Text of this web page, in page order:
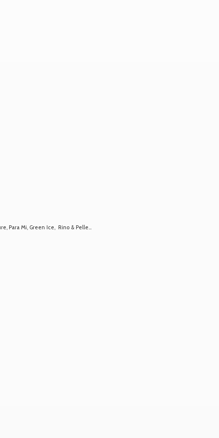
Para Mi, Green Ice, Rino & Pelle...